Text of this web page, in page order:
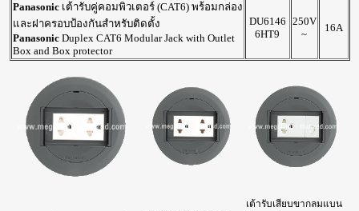
Panasonicเต้ารับคู่คอมพิวเตอร์ (CAT6) พร้อมกล่อง
และฝาครอบป้องกันสำหรับติดตั้ง
PanasonicDuplex CAT6 Modular Jack with Outlet
Box and Box protector
DU6146
6HT9
250V
~
16A
เต้ารับเสียบขากลมแบน